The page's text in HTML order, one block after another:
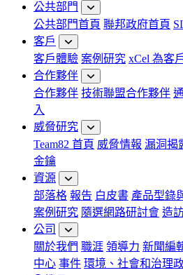
公共部門
公共部門首頁 聯邦政府首頁
客戶
客戶體驗 案例研究 xCel 為客
合作夥伴
合作夥伴 技術聯盟合作夥伴
入
威脅研究
Team82 首頁 威脅情報 漏洞揭
金鑰
資源
部落格 報告 白皮書 產品型錄
案例研究 隨選網路研討會 造
公司
關於我們 職涯 領導力 新聞編
中心 事件 環境、社會和治理